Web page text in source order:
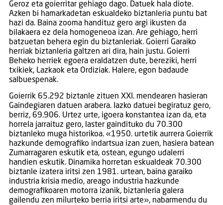
Geroz eta goierritar gehiago dago. Datuek hala diote.
Azken bi hamarkadetan eskualdeko biztanleria puntu bat
hazi da. Baina zooma handituz gero argi ikusten da
bilakaera ez dela homogeneoa izan. Are gehiago, herri
batzuetan behera egin du biztanleriak. Goierri Garaiko
herriak biztanleria galtzen ari dira, hain justu. Goierri
Beheko herriek egoera eraldatzen dute, bereziki, herri
txikiek, Lazkaok eta Ordiziak. Halere, egon badaude
salbuespenak.
Goierrik 65.292 biztanle zituen XXI. mendearen hasieran
Gaindegiaren datuen arabera. Iazko datuei begiratuz gero,
berriz, 69.906. Urtez urte, igoera konstantea izan da, eta
horrela jarraituz gero, laster gaindituko du 70.300
biztanleko muga historikoa. «1950. urtetik aurrera Goierrik
hazkunde demografiko indartsua izan zuen, hasiera batean
Zumarragaren eskutik eta, ostean, egungo udalerri
handien eskutik. Dinamika horretan eskualdeak 70.300
biztanle izatera iritsi zen 1981. urtean, baina garaiko
industria krisia medio, areago industria hazkunde
demografikoaren motorra izanik, biztanleria galera
gailendu zen milurteko berria iritsi arte», nabarmendu du